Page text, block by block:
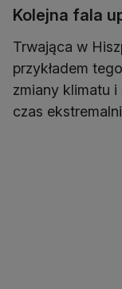
Kolejna fala
Trwająca w
przykładem
zmiany klimatu i
czas